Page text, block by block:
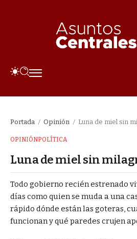
Portada / Opinión / Luna de miel sin
OPINIÓNPOLÍTICA
Luna de miel sin
Todo gobierno recién estrenado
días como quien se muda a una
rápido dónde están las goteras,
funcionan y qué paredes crujen